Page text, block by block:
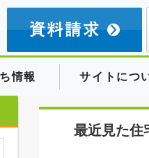
情報 サイトにつ
最近見た住